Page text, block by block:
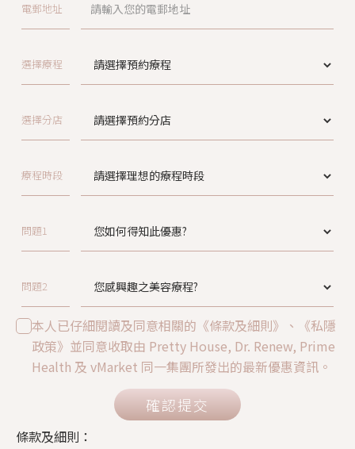
電郵地址
選擇療程
選擇分店
療程時段
問題1
問題2
本人已仔細閱讀及同意相關的《條款及細則》、《私隱
政策》並同意收取由 Pretty House, Dr. Renew, Prime
Health 及 vMarket 同一集團所發出的最新優惠資訊。
確認提交
條款及細則：